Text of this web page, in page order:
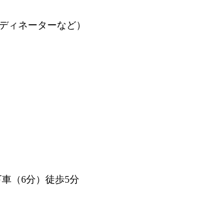
ィネーターなど）
（6分）徒歩5分